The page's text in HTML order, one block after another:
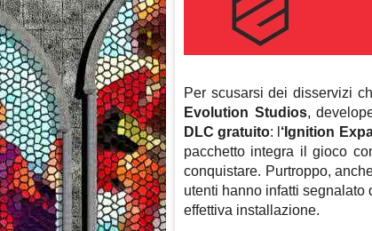
Per scusarsi dei disservizi
Evolution Studios,
DLC gratuito: l ‘Ignition
pacchetto integra il gioco
conquistare. Purtroppo,
utenti hanno infatti
effettiva installazione.